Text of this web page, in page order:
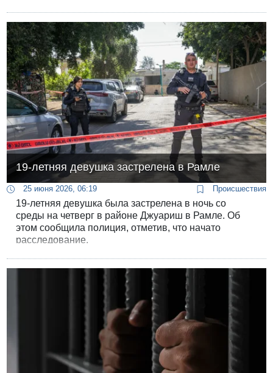
заманили в город, устроив засаду. До этого Асма
уехала из Рамлы, пытаясь скрыться от
преследователей.
19-летняя девушка застрелена в Рамле
25 июня 2026, 06:19 Происшествия
19-летняя девушка была застрелена в ночь со
среды на четверг в районе Джуариш в Рамле. Об
этом сообщила полиция, отметив, что начато
расследование.